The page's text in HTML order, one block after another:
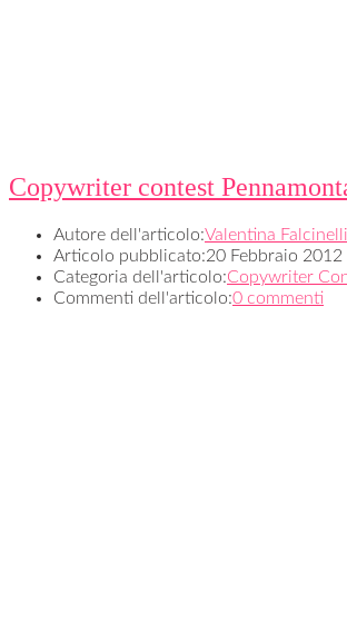
Copywriter contest
Autore dell'articolo:Valentina Falcinelli
Articolo pubblicato:20 Febbraio 2012
Categoria dell'articolo:Copywriter
Commenti dell'articolo:0 commenti